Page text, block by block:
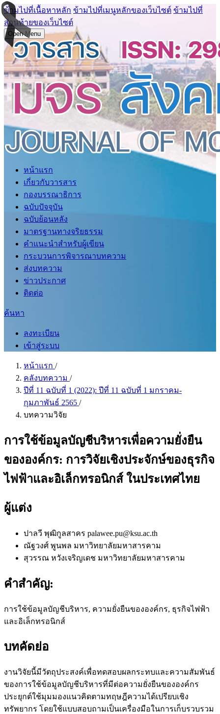
ข้ามไปที่เนื้อหาหลัก ข้ามไปที่เมนูหลักของเว็บไซต์ ข้ามไปที่
ส่วนท้ายของเว็บไซต์
Open Menu
หน้าแรก
เกี่ยวกับวารสาร
กองบรรณาธิการ
ฉบับปัจจุบัน
ฉบับย้อนหลัง
มาตรฐานทางจริยธรรม
คำแนะนำสำหรับผู้เขียน
กระบวนการพิจารณาบทความ
ส่งบทความ
ข่าวประกาศ
ติดต่อ
ค้นหา
ลงทะเบียน
เข้าสู่ระบบ
หน้าแรก /
คลังบทความ /
ปีที่ 11 ฉบับที่ 1 (2022): ปีที่ 11 ฉบับที่ 1 มกราคม-
กุมภาพันธ์ 2565 /
บทความวิจัย
การใช้ข้อมูลบัญชีบริหารเพื่อความยั่งยืน
ขององค์กร: การวิจัยเชิงประจักษ์ของธุรกิจ
ไฟฟ้าและอิเล็กทรอนิกส์ ในประเทศไทย
ผู้แต่ง
ปาลวี พุฒิกูลสาคร palawee.pu@ksu.ac.th
ณัฐวงศ์ พูนพล มหาวิทยาลัยมหาสารคาม
สุวรรณ หวังเจริญเดช มหาวิทยาลัยมหาสารคาม
คำสำคัญ:
การใช้ข้อมูลบัญชีบริหาร, ความยั่งยืนขององค์กร, ธุรกิจไฟฟ้า
และอิเล็กทรอนิกส์
บทคัดย่อ
งานวิจัยนี้มีวัตถุประสงค์เพื่อทดสอบผลกระทบและความสัมพันธ์
ของการใช้ข้อมูลบัญชีบริหารที่มีต่อความยั่งยืนขององค์กร
ประยุกต์ใช้มุมมองแนวคิดตามทฤษฎีความได้เปรียบเชิง
ทรัพยากร โดยใช้แบบสอบถามเป็นเครื่องมือในการเก็บรวบรวม